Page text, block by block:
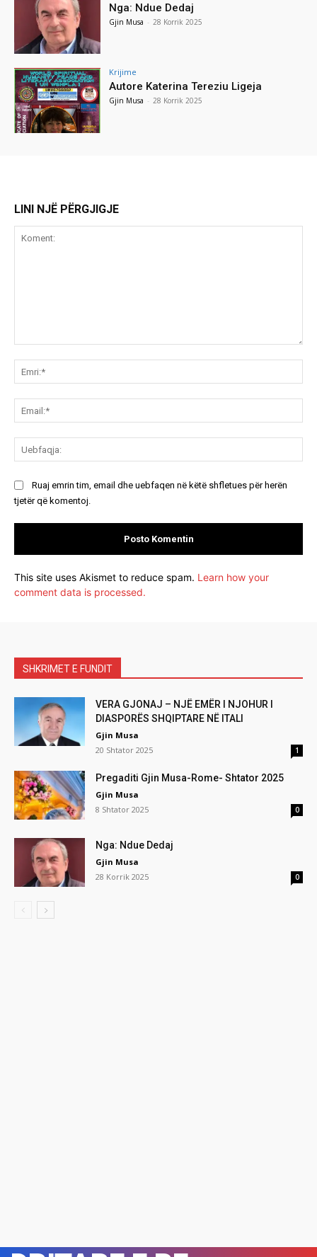
Nga: Ndue Dedaj
Gjin Musa - 28 Korrik 2025
Krijime
Autore Katerina Tereziu Ligeja
Gjin Musa - 28 Korrik 2025
LINI NJË PËRGJIGJE
Ruaj emrin tim, email dhe uebfaqen në këtë shfletues për herën
tjetër që komentoj.
This site uses Akismet to reduce spam. Learn how your
comment data is processed.
SHKRIMET E FUNDIT
VERA GJONAJ – NJË EMËR I NJOHUR I
DIASPORËS SHQIPTARE NË ITALI
Gjin Musa
20 Shtator 2025
1
Pregaditi Gjin Musa-Rome- Shtator 2025
Gjin Musa
8 Shtator 2025
0
Nga: Ndue Dedaj
Gjin Musa
28 Korrik 2025
0